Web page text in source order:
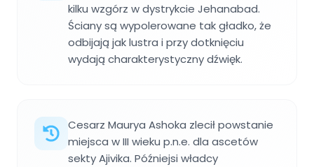
kilku wzgórz w dystrykcie Jehanabad.
Ściany są wypolerowane tak gładko, że
odbijają jak lustra i przy dotknięciu
wydają charakterystyczny dźwięk.
Cesarz Maurya Ashoka zlecił powstanie
miejsca w III wieku p.n.e. dla ascetów
sekty Ajivika. Późniejsi władcy